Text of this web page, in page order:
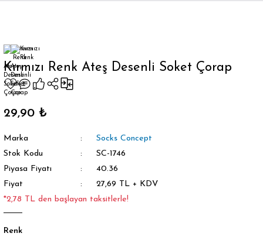
Kırmızı Renk Ateş Desenli Soket Çorap
29,90 ₺
Marka
Socks Concept
Stok Kodu
SC-1746
Piyasa Fiyatı
40.36
Fiyat
27,69 TL + KDV
*2,78 TL den başlayan taksitlerle!
Renk